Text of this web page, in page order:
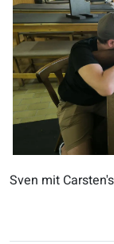
Sven mit